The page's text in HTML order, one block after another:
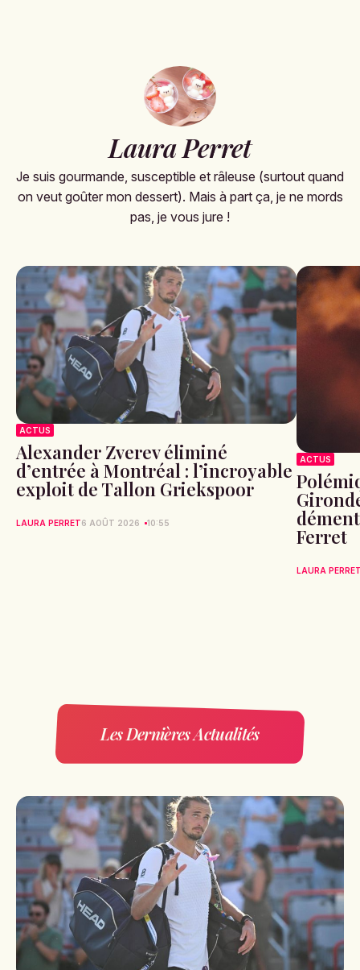
Laura Perret
Je suis gourmande, susceptible et râleuse (surtout quand
on veut goûter mon dessert). Mais à part ça, je ne mords
pas, je vous jure !
ACTUS
Alexander Zverev éliminé
d’entrée à Montréal : l’incroyable
exploit de Tallon Griekspoor
LAURA PERRET6 AOÛT 2026 10:55
ACTUS
Ferret
LAURA
Les Dernières Actualités